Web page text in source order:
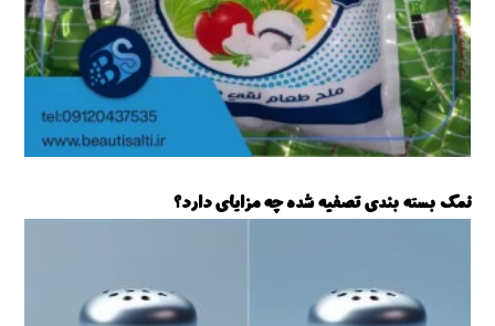
نمک بسته بندی تصفیه شده چه مزایای دارد؟